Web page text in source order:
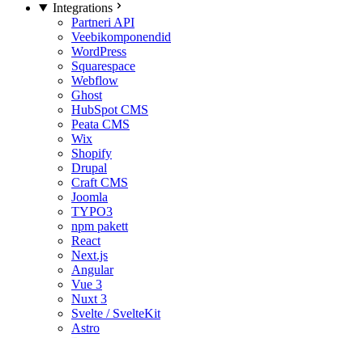
Integrations
Partneri API
Veebikomponendid
WordPress
Squarespace
Webflow
Ghost
HubSpot CMS
Peata CMS
Wix
Shopify
Drupal
Craft CMS
Joomla
TYPO3
npm pakett
React
Next.js
Angular
Vue 3
Nuxt 3
Svelte / SvelteKit
Astro